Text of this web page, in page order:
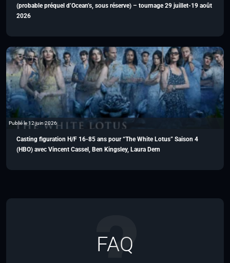
(probable préquel d’Ocean’s, sous réserve) – tournage 29 juillet-19 août
2026
Publié le 12 juin 2026
Casting figuration H/F 16-85 ans pour “The White Lotus” Saison 4
(HBO) avec Vincent Cassel, Ben Kingsley, Laura Dern
FAQ